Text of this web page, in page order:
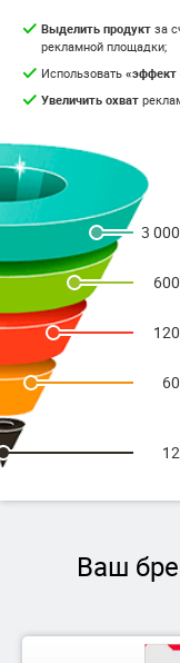
Выделить продукт за
рекламной площадки;
Использовать «эффект
Увеличить охват
3 000
600
120
60
12
Ваш